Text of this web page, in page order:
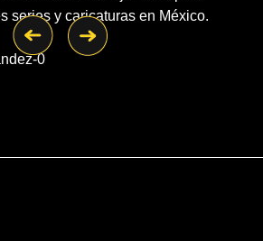
series y caricaturas en México.